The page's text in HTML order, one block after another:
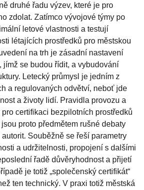
druhé řadu výzev, které je pro
zdolat. Zatímco vývojové týmy po
letové vlastnosti a testují
létajících prostředků pro městskou
na trh je zásadní nastavení
jímž se budou řídit, a vybudování
Letecký průmysl je jedním z
a regulovaných odvětví, neboť jde
a životy lidí. Pravidla provozu a
certifikaci bezpilotních prostředků
proto předmětem rušné debaty
Souběžně se řeší parametry
a udržitelnosti, propojení s dalšími
řadě důvěryhodnost a přijetí
je totiž „společenský certifikát“
ten technický. V praxi totiž městská